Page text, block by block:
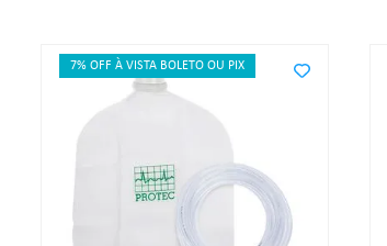
7% OFF À VISTA BOLETO OU PIX